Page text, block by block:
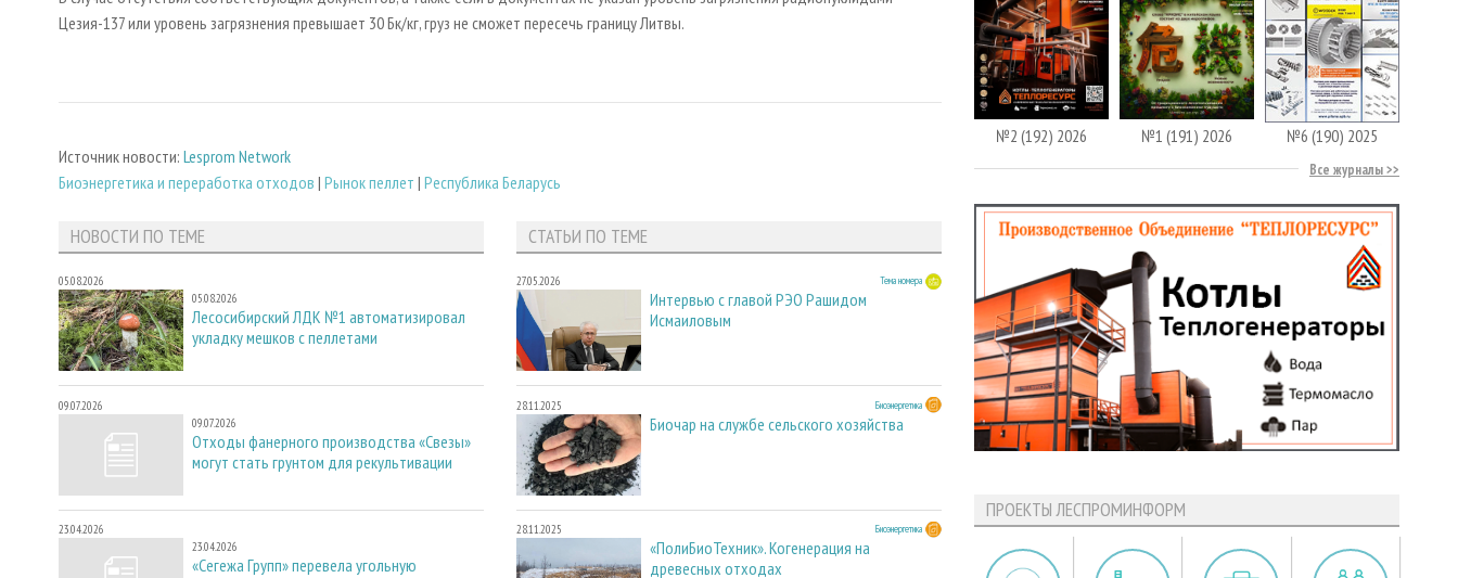
Цезия-137 или уровень загрязнения превышает 30 Бк/кг, груз не сможет пересечь границу Литвы.
Источник новости: Lesprom Network
Биoэнергетика и переработка отходов | Рынок пеллет | Республика Беларусь
НОВОСТИ ПО ТЕМЕ
05.08.2026
05.08.2026
Лесосибирский ЛДК №1 автоматизировал
укладку мешков с пеллетами
09.07.2026
09.07.2026
Отходы фанерного производства «Свезы»
могут стать грунтом для рекультивации
23.04.2026
23.04.2026
«Сегежа Групп» перевела угольную
СТАТЬИ ПО ТЕМЕ
27.05.2026 Тема номера
Интервью с главой РЭО Рашидом
Исмаиловым
28.11.2025 Биоэнергетика
Биочар на службе сельского хозяйства
28.11.2025 Биоэнергетика
«ПолиБиоТехник». Когенерация на
древесных отходах
№2 (192) 2026 №1 (191) 2026 №6 (190) 2025
Все журналы
ПРОЕКТЫ ЛЕСПРОМИНФОРМ